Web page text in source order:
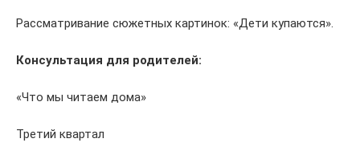
Рассматривание сюжетных картинок: «Дети купаются».
Консультация для родителей:
«Что мы читаем дома»
Третий квартал